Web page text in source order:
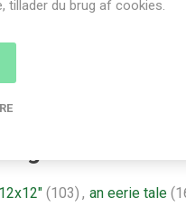
12x12" (103) , an eerie tale
tillader du brug af cookies.